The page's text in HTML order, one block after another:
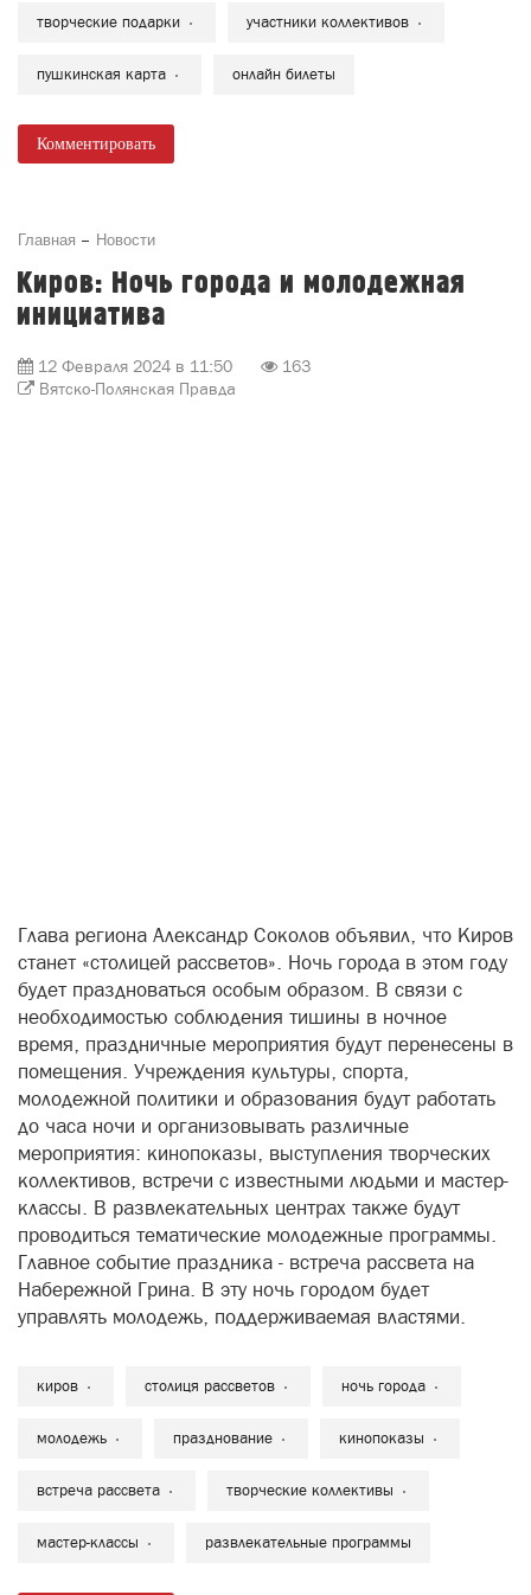
творческие подарки участники коллективов
пушкинская карта онлайн билеты
Комментировать
Главная Новости
Киров: Ночь города и молодежная
инициатива
12 Февраля 2024 в 11:50
163
Вятско-Полянская Правда
Глава региона Александр Соколов объявил, что Киров
станет «столицей рассветов». Ночь города в этом году
будет праздноваться особым образом. В связи с
необходимостью соблюдения тишины в ночное
время, праздничные мероприятия будут перенесены в
помещения. Учреждения культуры, спорта,
молодежной политики и образования будут работать
до часа ночи и организовывать различные
мероприятия: кинопоказы, выступления творческих
коллективов, встречи с известными людьми и мастер-
классы. В развлекательных центрах также будут
проводиться тематические молодежные программы.
Главное событие праздника - встреча рассвета на
Набережной Грина. В эту ночь городом будет
управлять молодежь, поддерживаемая властями.
киров столиця рассветов ночь города
молодежь празднование кинопоказы
встреча рассвета творческие коллективы
мастер-классы развлекательные программы